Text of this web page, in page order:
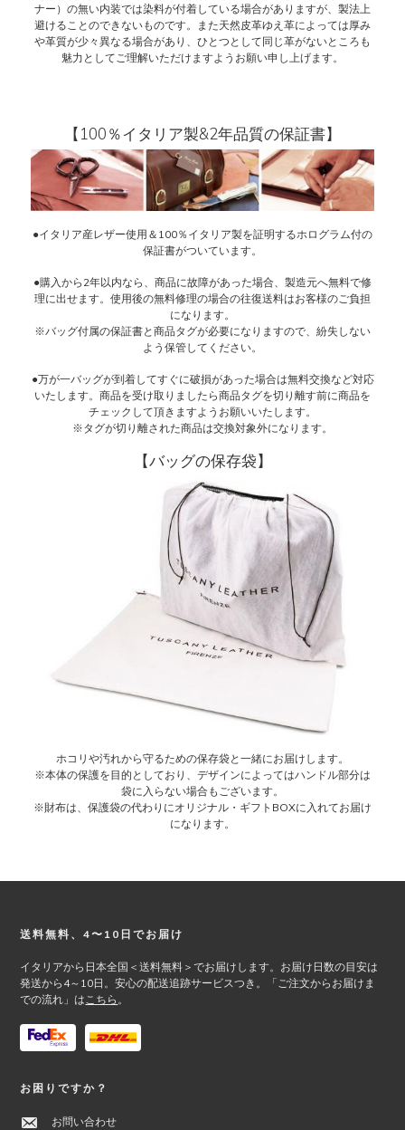
ナー）の無い内装では染料が付着している場合がありますが、製法上
避けることのできないものです。また天然皮革ゆえ革によっては厚み
や革質が少々異なる場合があり、ひとつとして同じ革がないところも
魅力としてご理解いただけますようお願い申し上げます。
【100％イタリア製&2年品質の保証書】
●イタリア産レザー使用＆100％イタリア製を証明するホログラム付の
保証書がついています。
●購入から2年以内なら、商品に故障があった場合、製造元へ無料で修
理に出せます。使用後の無料修理の場合の往復送料はお客様のご負担
になります。
※バッグ付属の保証書と商品タグが必要になりますので、紛失しない
よう保管してください。
●万が一バッグが到着してすぐに破損があった場合は無料交換など対応
いたします。商品を受け取りましたら商品タグを切り離す前に商品を
チェックして頂きますようお願いいたします。
※タグが切り離された商品は交換対象外になります。
【バッグの保存袋】
ホコリや汚れから守るための保存袋と一緒にお届けします。
※本体の保護を目的としており、デザインによってはハンドル部分は
袋に入らない場合もございます。
※財布は、保護袋の代わりにオリジナル・ギフトBOXに入れてお届け
になります。
Footer
送料無料、4〜10日でお届け
イタリアから日本全国＜送料無料＞でお届けします。お届け日数の目安は
発送から4～10日。安心の配送追跡サービスつき。「ご注文からお届けま
での流れ」はこちら 。
お困りですか？
お問い合わせ